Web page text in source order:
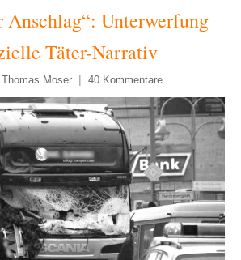
Anschlag“: Unterwerfung
Täter-Narrativ
Thomas Moser 40 Kommentare